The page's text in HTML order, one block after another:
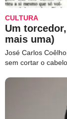
CULTURA
Um
mais uma)
José Carlos
sem cortar o